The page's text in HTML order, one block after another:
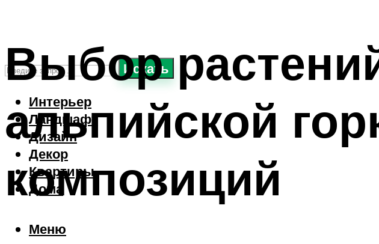
Искать
Интерьер
Ландшафт
Дизайн
Декор
Квартиры
Дома
Меню
Выбор
альпийской
композиций